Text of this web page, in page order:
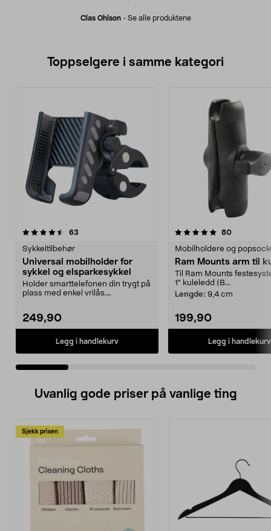
Clas Ohlson- Se alle produktene
Toppselgere i samme kategori
63
Sykkeltilbehør
Universal mobilholder for
sykkel og elsparkesykkel
Holder smarttelefonen din trygt på
plass med enkel vrilås.
249,90
Legg i handlekurv
5.0 av 5 stjerner 80
Mobilholdere og
Ram Mounts arm til
Til Ram Mounts
1" kuleledd (B...
Lengde: 9,4 cm
199,90
Legg i handlekurv
4.5 av 5 stjerner
Uvanlig gode priser på vanlige ting
Sjekk prisen